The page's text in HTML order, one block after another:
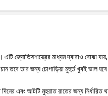
এটি জ্যোতিষশাস্ত্রের মাধ্যম দ্বারাও বোঝা
তবে তার জন্য চোগাড়িয়া মুহুর্ত খুবই ভাল
এবং আটটি মুহুরাত রাতের জন্য নির্ধারিত